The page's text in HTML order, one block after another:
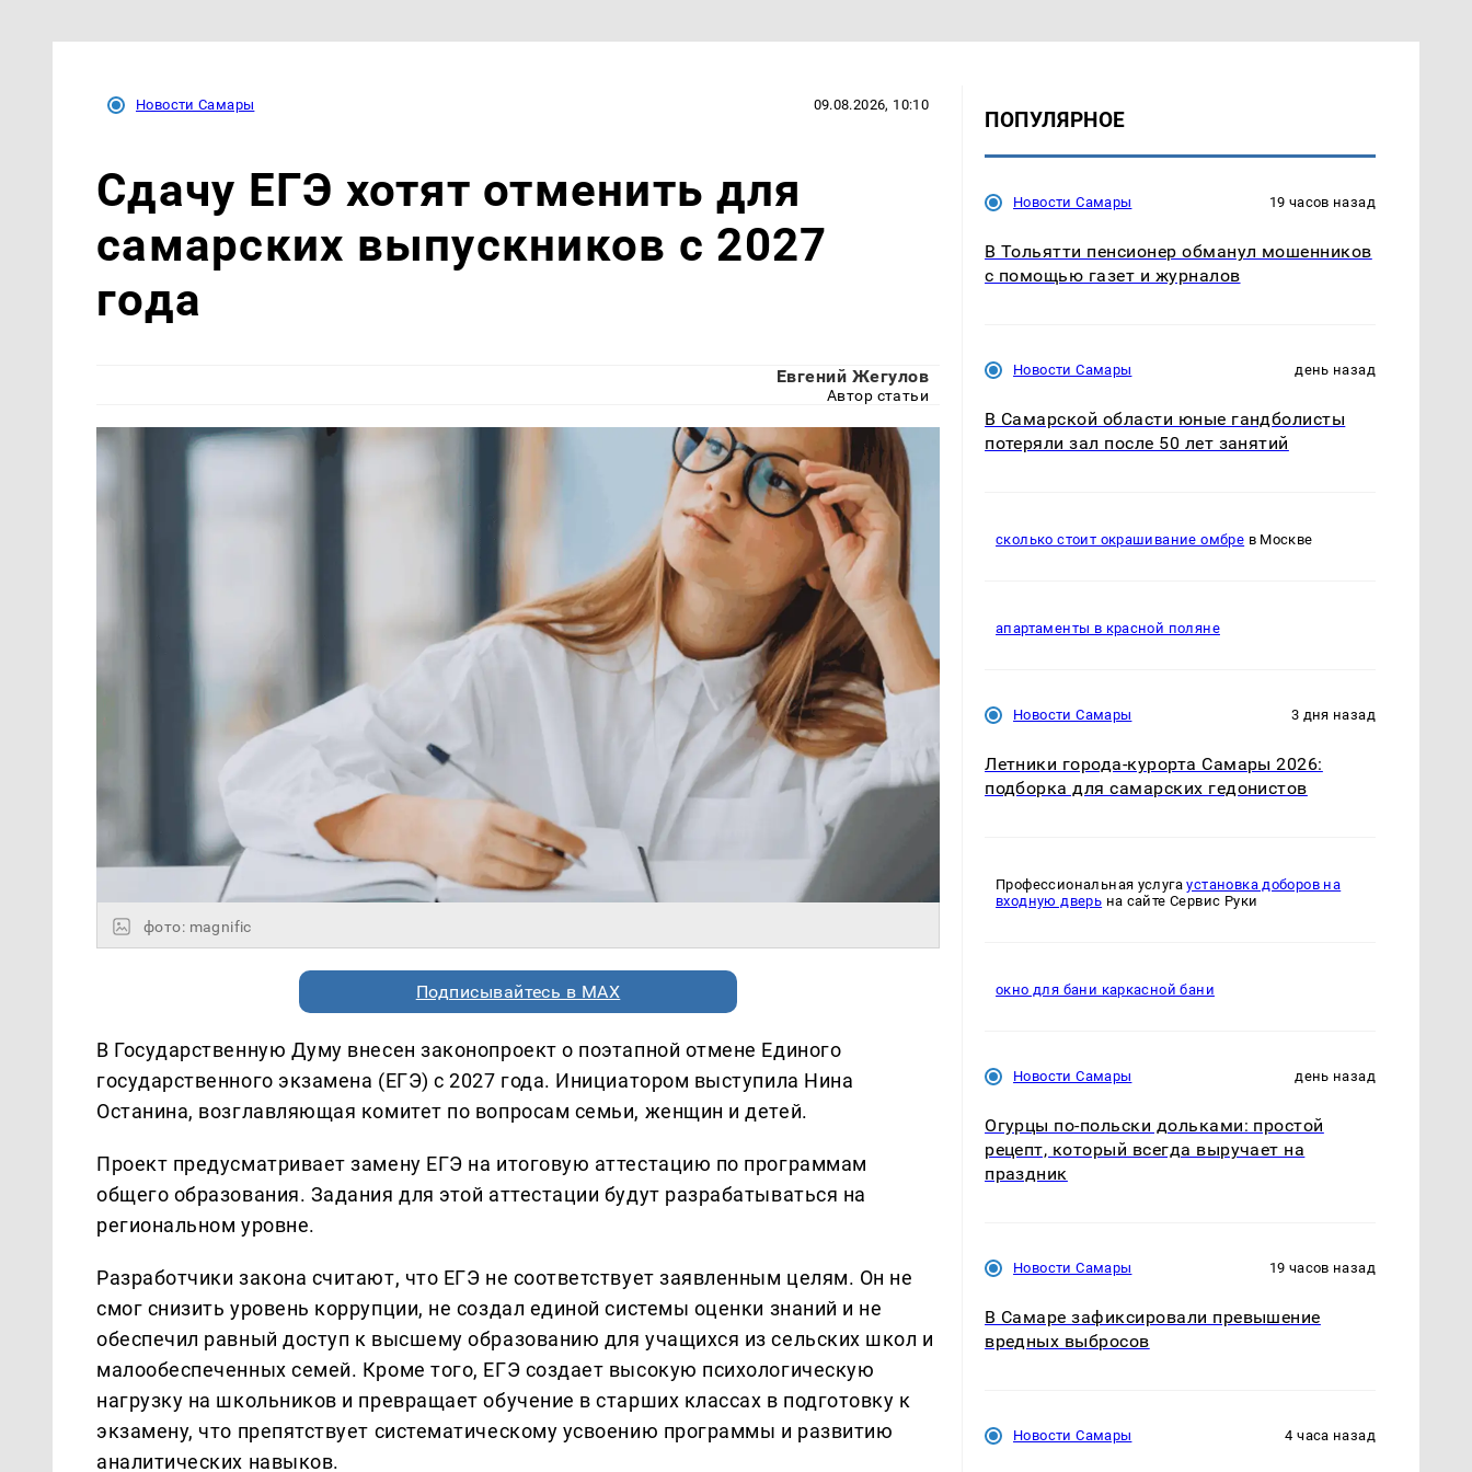
Новости Самары 09.08.2026, 10:10
Сдачу ЕГЭ хотят отменить для
самарских выпускников с 2027
года
Евгений Жегулов
Автор статьи
фото: magnific
Подписывайтесь в MAX
В Государственную Думу внесен законопроект о поэтапной отмене Единого
государственного экзамена (ЕГЭ) с 2027 года. Инициатором выступила Нина
Останина, возглавляющая комитет по вопросам семьи, женщин и детей.
Проект предусматривает замену ЕГЭ на итоговую аттестацию по программам
общего образования. Задания для этой аттестации будут разрабатываться на
региональном уровне.
Разработчики закона считают, что ЕГЭ не соответствует заявленным целям. Он не
смог снизить уровень коррупции, не создал единой системы оценки знаний и не
обеспечил равный доступ к высшему образованию для учащихся из сельских школ и
малообеспеченных семей. Кроме того, ЕГЭ создает высокую психологическую
нагрузку на школьников и превращает обучение в старших классах в подготовку к
экзамену, что препятствует систематическому усвоению программы и развитию
аналитических навыков.
ПОПУЛЯРНОЕ
Новости Самары 19 часов назад
В Тольятти пенсионер обманул мошенников
с помощью газет и журналов
Новости Самары день назад
В Самарской области юные гандболисты
потеряли зал после 50 лет занятий
сколько стоит окрашивание омбре в Москве
апартаменты в красной поляне
Новости Самары 3 дня назад
Летники города-курорта Самары 2026:
подборка для самарских гедонистов
Профессиональная услугаустановка доборов на
входную дверь на сайте Сервис Руки
окно для бани каркасной бани
Новости Самары день назад
Огурцы по‑польски дольками: простой
рецепт, который всегда выручает на
праздник
Новости Самары 19 часов назад
В Самаре зафиксировали превышение
вредных выбросов
Новости Самары 4 часа назад